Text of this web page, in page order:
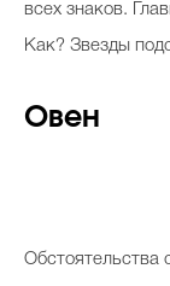
всех знаков.
Как? Звезды
Овен
Обстоятельства